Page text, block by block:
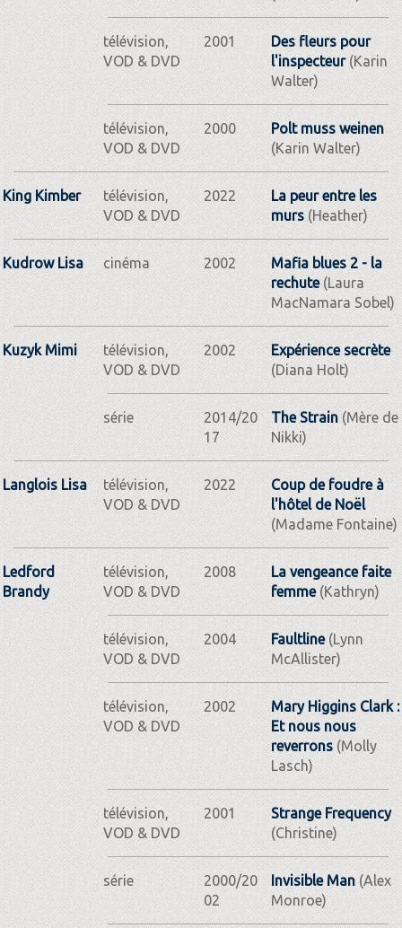
télévision,
VOD & DVD
2001
Des fleurs pour
l'inspecteur(Karin
Walter)
télévision,
VOD & DVD
2000
Polt muss weinen
(Karin Walter)
King Kimber
télévision,
VOD & DVD
2022
La peur entre les
murs(Heather)
Kudrow Lisa cinéma 2002
Mafia blues 2 - la
rechute(Laura
MacNamara Sobel)
Kuzyk Mimi
télévision,
VOD & DVD
2002
Expérience secrète
(Diana Holt)
série
2014/20
17
The Strain(Mère de
Nikki)
Langlois Lisa
télévision,
VOD & DVD
2022
Coup de foudre à
l'hôtel de Noël
(Madame Fontaine)
Ledford
Brandy
télévision,
VOD & DVD
2008
La vengeance faite
femme(Kathryn)
télévision,
VOD & DVD
2004 Faultline(Lynn
McAllister)
télévision,
VOD & DVD
2002
Mary Higgins Clark :
Et nous nous
reverrons(Molly
Lasch)
télévision,
VOD & DVD
2001
Strange Frequency
(Christine)
série
2000/20
02
Invisible Man(Alex
Monroe)